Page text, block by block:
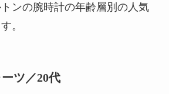
ンの腕時計の年齢層別の人気
。
ツ／20代